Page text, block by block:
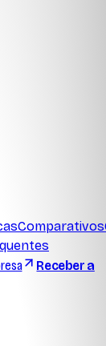
Comparativos
Receber a